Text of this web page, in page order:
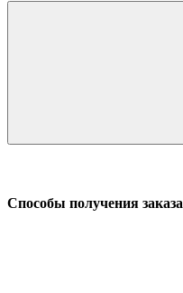
Способы получения заказа